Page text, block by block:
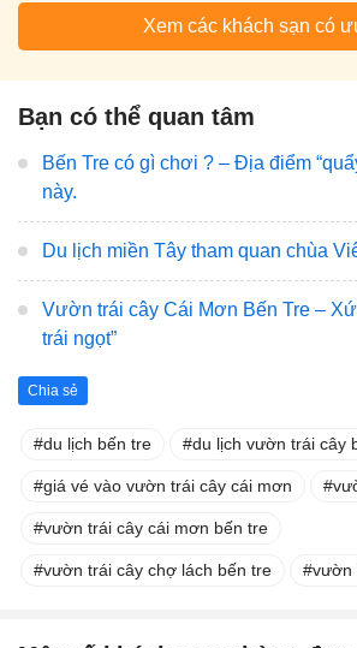
Xem các khách sạn có
Bạn có thể quan tâm
Bến Tre có gì chơi ? – Địa điểm
này.
Du lịch miền Tây tham quan chùa
Vườn trái cây Cái Mơn Bến Tre –
trái ngọt”
Chia sẻ
du lịch bến tre du lịch vườn trái cây
giá vé vào vườn trái cây cái mơn
vườn trái cây cái mơn bến tre
vườn trái cây chợ lách bến tre vườn